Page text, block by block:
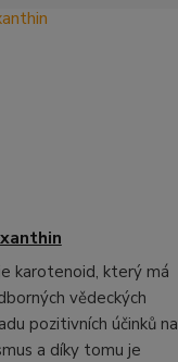
karotenoid, který má
vědeckých
pozitivních účinků na
a díky tomu je